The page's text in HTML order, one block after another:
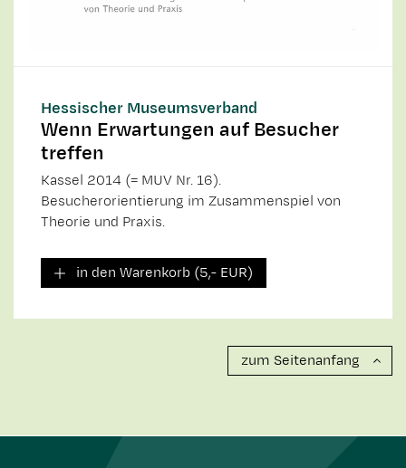
Hessischer Museumsverband
Wenn Erwartungen auf Besucher
treffen
Kassel 2014 (= MUV Nr. 16).
Besucherorientierung im Zusammenspiel von
Theorie und Praxis.
in den Warenkorb (5,- EUR)
zum Seitenanfang